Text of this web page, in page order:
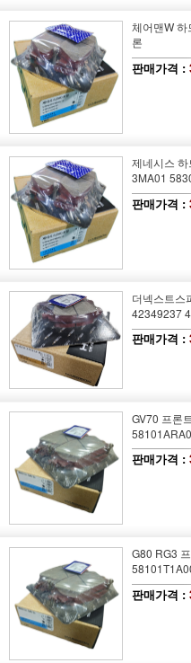
체어맨W
론
판매가격 :
제네시스
3MA01
판매가격 :
더넥스트스
42349237
판매가격 :
GV70 프론
판매가격 :
G80 RG3
판매가격 :